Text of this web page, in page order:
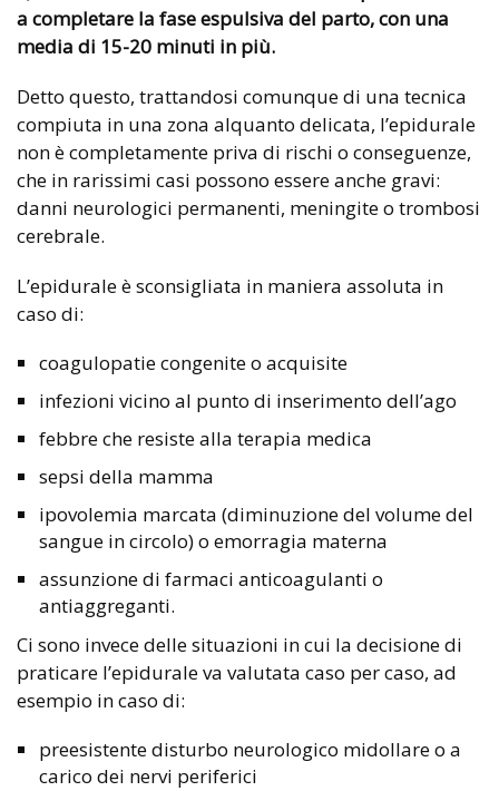
a completare la fase espulsiva del parto, con una
media di 15-20 minuti in più.
Detto questo, trattandosi comunque di una tecnica
compiuta in una zona alquanto delicata, l’epidurale
non è completamente priva di rischi o conseguenze,
che in rarissimi casi possono essere anche gravi:
danni neurologici permanenti, meningite o trombosi
cerebrale.
L’epidurale è sconsigliata in maniera assoluta in
caso di:
coagulopatie congenite o acquisite
infezioni vicino al punto di inserimento dell’ago
febbre che resiste alla terapia medica
sepsi della mamma
ipovolemia marcata (diminuzione del volume del
sangue in circolo) o emorragia materna
assunzione di farmaci anticoagulanti o
antiaggreganti.
Ci sono invece delle situazioni in cui la decisione di
praticare l’epidurale va valutata caso per caso, ad
esempio in caso di:
preesistente disturbo neurologico midollare o a
carico dei nervi periferici